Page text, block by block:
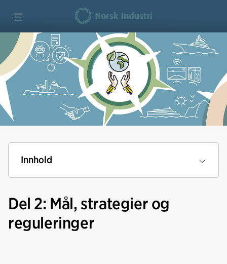
Forside
Maritim verdiskaping
Klima og miljø
Industriutvikling
Bedriftseksempler
Nedlastinger
Innhold
Del 2: Mål, strategier og
reguleringer